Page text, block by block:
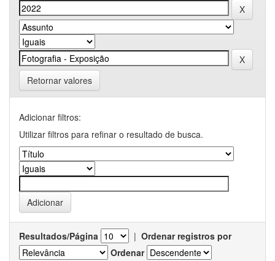
Retornar valores
Adicionar filtros:
Utilizar filtros para refinar o resultado de busca.
Resultados/Página | Ordenar registros por
Ordenar